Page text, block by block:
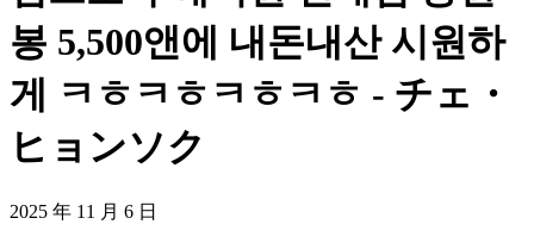
봉 5,500앤에 내돈내산 시원하
게 ㅋㅎㅋㅎㅋㅎㅋㅎ - チェ・
ヒョンソク
2025 年 11 月 6 日